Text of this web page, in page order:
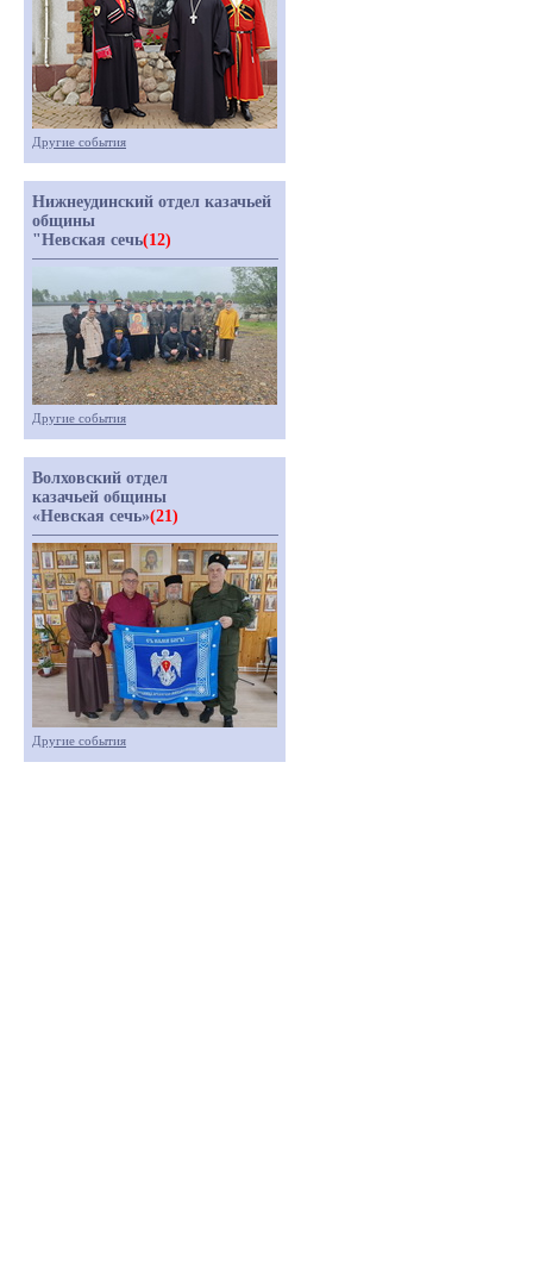
Другие события
Нижнеудинский отдел казачьей
общины
"Невская сечь(12)
Другие события
Волховский отдел
казачьей общины
«Невская сечь»(21)
Другие события